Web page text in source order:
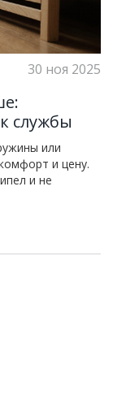
30 ноя 2025
службы
или
и цену.
и не